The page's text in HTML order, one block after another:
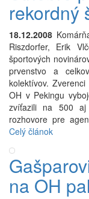
rekordný
18.12.2008
Riszdorfer, Erik
športových
prvenstvo a
kolektívov.
OH v Pekingu
zvíťazili na 500 aj
rozhovore pre
Celý článok
na OH